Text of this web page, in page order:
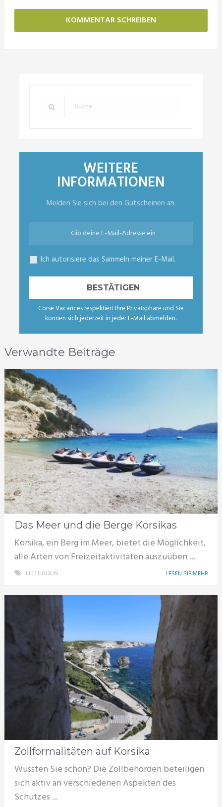
WEITERE
INFORMATIONEN
Melden Sie sich bei den Gutscheinen an.
Ich autorisiere das Sammeln meiner E-Mail.
Corse Vacances respektiert Ihre Privatsphäre und Sie
können sich jederzeit in jeder E-Mail abmelden.
Verwandte Beiträge
Das Meer und die Berge Korsikas
Korsika, ein Berg im Meer, bietet die Möglichkeit,
alle Arten von Freizeitaktivitäten auszuüben ...
LEITFADEN LESEN SIE MEHR
Zollformalitäten auf Korsika
Wussten Sie schon? Die Zollbehörden beteiligen
sich aktiv an verschiedenen Aspekten des
Schutzes ...